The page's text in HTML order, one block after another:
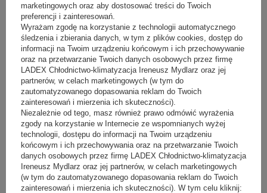
obciążenie max:
60 kg
dokładność ważenia
10/20 g
wymiary szalki [mm]:
300(D) x 380 (S)
wymiary gabarytowe:
635(D) x 420(S) x 765(W) mm
zasilanie:
AC 240V, 50/60Hz
marketingowych oraz aby dostosować treści do Twoich
preferencji i zainteresowań.
Wyrażam zgodę na korzystanie z technologii automatycznego
śledzenia i zbierania danych, w tym z plików cookies, dostęp do
informacji na Twoim urządzeniu końcowym i ich przechowywanie
oraz na przetwarzanie Twoich danych osobowych przez firmę
LADEX Chłodnictwo-klimatyzacja Ireneusz Mydlarz oraz jej
partnerów, w celach marketingowych (w tym do
zautomatyzowanego dopasowania reklam do Twoich
zainteresowań i mierzenia ich skuteczności).
Niezależnie od tego, masz również prawo odmówić wyrażenia
zgody na korzystanie w Internecie ze wspomnianych wyżej
technologii, dostępu do informacji na Twoim urządzeniu
końcowym i ich przechowywania oraz na przetwarzanie Twoich
danych osobowych przez firmę LADEX Chłodnictwo-klimatyzacja
Ireneusz Mydlarz oraz jej partnerów, w celach marketingowych
(w tym do zautomatyzowanego dopasowania reklam do Twoich
zainteresowań i mierzenia ich skuteczności). W tym celu kliknij: